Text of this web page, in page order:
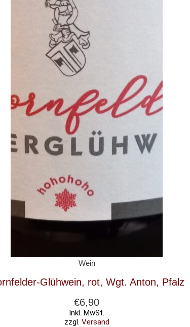
Wein
Glühwein, rot, Wgt. Anton, Pfalz
€6,90
Inkl. MwSt.
zzgl. Versand